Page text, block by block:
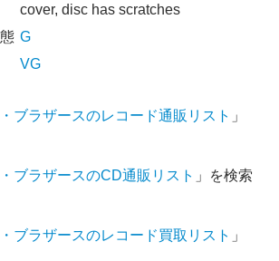
cover, disc has scratches
G
VG
ブラザースのレコード通販リスト 」
ブラザースのCD通販リスト 」を検索
ブラザースのレコード買取リスト 」